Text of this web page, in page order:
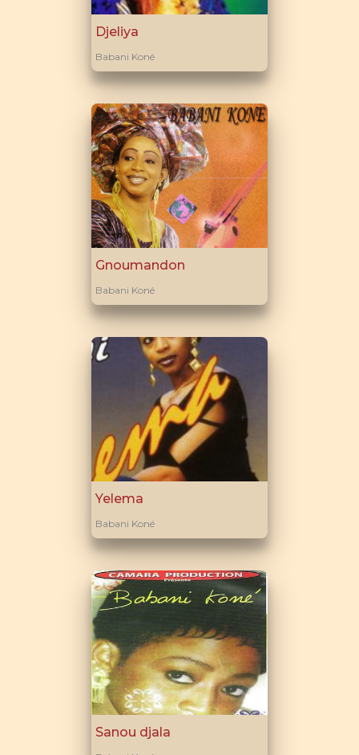
Djeliya
Babani Koné
Gnoumandon
Babani Koné
Yelema
Babani Koné
Sanou djala